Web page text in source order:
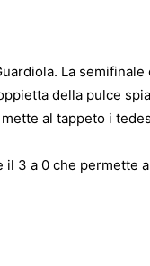
La
della pulce
al tappeto i
3 a 0 che permette